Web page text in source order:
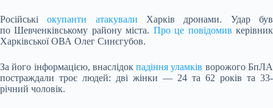
Російськіокупанти атакували Харків дронами. Удар був
по Шевченківському району міста. Про це повідомив керівник
Харківської ОВА Олег Синєгубов.
За його інформацією, внаслідокпадіння уламків ворожого БпЛА
постраждали троє людей: дві жінки — 24 та 62 років та 33-
річний чоловік.